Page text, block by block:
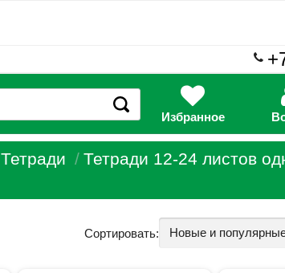
Избранное
Тетради
Тетради 12-24 листов
Сортировать: